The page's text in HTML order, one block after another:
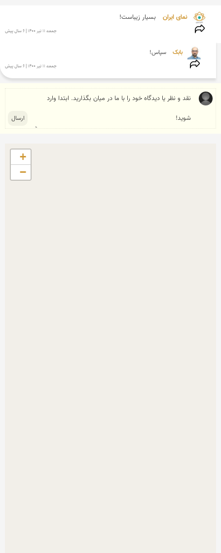
نمای ایران بسیار زیباست!
جمعه 11 تير 1400 | 6 سال پیش
بابک سپاس!
جمعه 11 تير 1400 | 6 سال پیش
+
−